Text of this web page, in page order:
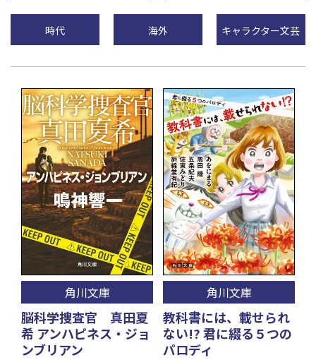
時代 海外 キャラクター文芸
角川文庫
脳科学捜査官 真田夏
希 アンハピネス・ジョ
ンブリアン
角川文庫
教科書には、載せられ
ない!? 君に綴る５つの
パロディ